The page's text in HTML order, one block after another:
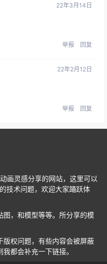
22年3月14日
举报 回复
22年2月12日
举报 回复
画灵感分享的网站，这里可以
技术问题，欢迎大家踊跃体
图，和模型等等。所分享的模
版权问题，有些内容会被屏蔽
都会补充一下链接。